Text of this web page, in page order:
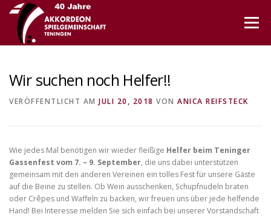
Direkt
zum
Menü
Wir suchen noch Helfer!!
VERÖFFENTLICHT AM JULI 20, 2018 VON ANICA REIFSTECK
Wie jedes Mal benötigen wir wieder fleißige Helfer beim Teninger
Gassenfest vom 7. – 9. September, die uns dabei unterstützen
gemeinsam mit den anderen Vereinen ein tolles Fest für unsere Gäste
auf die Beine zu stellen. Ob Wein ausschenken, Schupfnudeln braten
oder Crêpes und Waffeln zu backen, wir freuen uns über jede helfende
Hand! Bei Interesse melden Sie sich einfach bei unserer Vorstandschaft